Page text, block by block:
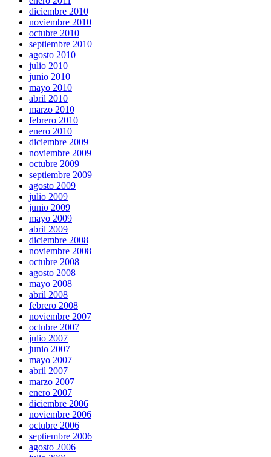
diciembre 2010
noviembre 2010
octubre 2010
septiembre 2010
agosto 2010
julio 2010
junio 2010
mayo 2010
abril 2010
marzo 2010
febrero 2010
enero 2010
diciembre 2009
noviembre 2009
octubre 2009
septiembre 2009
agosto 2009
julio 2009
junio 2009
mayo 2009
abril 2009
diciembre 2008
noviembre 2008
octubre 2008
agosto 2008
mayo 2008
abril 2008
febrero 2008
noviembre 2007
octubre 2007
julio 2007
junio 2007
mayo 2007
abril 2007
marzo 2007
enero 2007
diciembre 2006
noviembre 2006
octubre 2006
septiembre 2006
agosto 2006